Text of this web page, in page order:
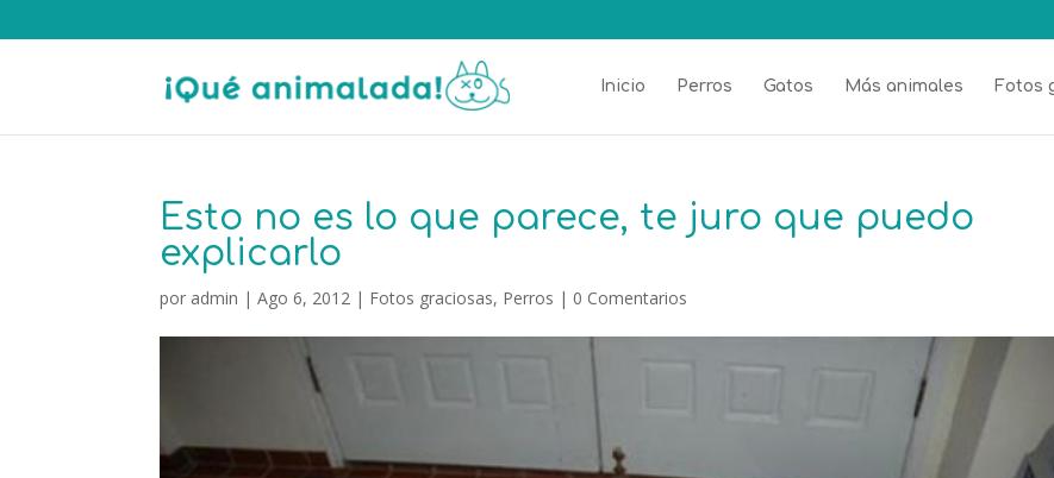
Inicio Perros Gatos Más animales Fotos
Esto no es lo que parece, te juro que puedo
explicarlo
por admin |Ago 6, 2012 | Fotos graciosas, Perros | 0 Comentarios